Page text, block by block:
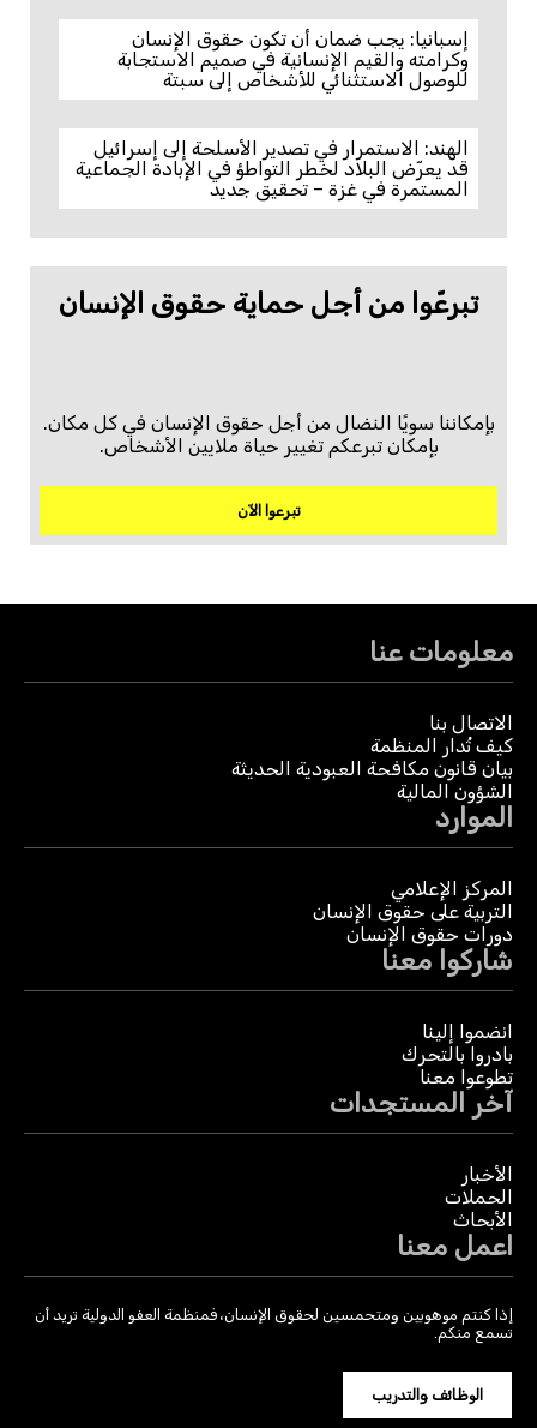
إسبانيا: يجب ضمان أن تكون حقوق الإنسان
وكرامته والقيم الإنسانية في صميم الاستجابة
للوصول الاستثنائي للأشخاص إلى سبتة
الهند: الاستمرار في تصدير الأسلحة إلى إسرائيل
قد يعرّض البلاد لخطر التواطؤ في الإبادة الجماعية
المستمرة في غزة – تحقيق جديد
تبرعّوا من أجل حماية حقوق الإنسان
بإمكاننا سويًا النضال من أجل حقوق الإنسان في كل مكان.
بإمكان تبرعكم تغيير حياة ملايين الأشخاص.
تبرعوا الآن
معلومات عنا
الاتصال بنا
كيف تُدار المنظمة
بيان قانون مكافحة العبودية الحديثة
الشؤون المالية
الموارد
المركز الإعلامي
التربية على حقوق الإنسان
دورات حقوق الإنسان
شاركوا معنا
انضموا إلينا
بادروا بالتحرك
تطوعوا معنا
آخر المستجدات
الأخبار
الحملات
الأبحاث
اعمل معنا
إذا كنتم موهوبين ومتحمسين لحقوق الإنسان، فمنظمة العفو الدولية تريد أن
تسمع منكم.
الوظائف والتدريب